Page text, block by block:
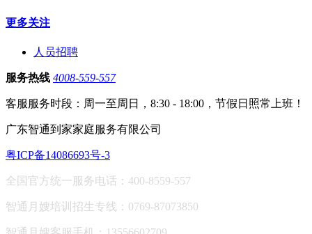
更多关注
人员招聘
服务热线 4008-559-557
客服服务时段：周一至周日，8:30 - 18:00，节假日照常上班！
广东智通到家家庭服务有限公司
粤ICP备14086693号-3
全国官方统一服务电话：400-8559-557
智通月嫂培训招生专线：0769-87073850